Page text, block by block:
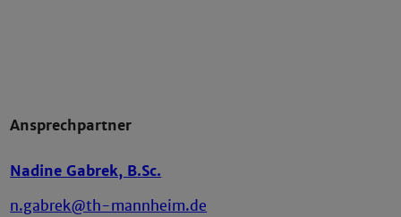
Ansprechpartner
Nadine Gabrek, B.Sc.
n.gabrek@th-mannheim.de